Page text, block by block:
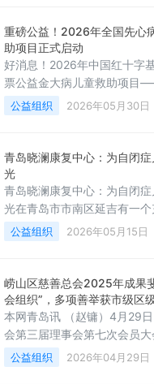
鲜腐坏的问题屡屡出现。多
打包流程，缺少实用寄件常识
半路受损。为梳理特产运输
为老年群体普及简单易操作
日，江西服装学院“数据星航”
重磅公益！2026年全国先心
助项目正式启动
好消息！2026年中国红十字
票公益金大病儿童救助项目
助全面开启！哈医大四院心外
方定点救治单位，长期承接“天
正规。截至目前，已成功为
先心病患儿完成公益手术，帮
健康、挽回生命。早治早愈
天性心脏病儿童如果错过最佳
情会持续加重，极易发展为重
公益组织 2026年05月30日
青岛晓澜康复中心：为自闭
光
青岛晓澜康复中心：为自闭
光在青岛市市南区延吉有一个
地方——青岛晓澜康复中心。
症儿童的康复港湾，更是仁爱
立，她深知自闭症儿童及其
立志为这些孩子提供一个充满
境。多年来，青岛晓澜康复
与专业的理念，采用创新的康
恢复孩子的基础功能，真正从
题。他
公益组织 2026年05月15日
崂山区慈善总会2025年成果
会组织”，多项善举获市级区
本网青岛讯 （赵镛）4月29
会第三届理事会第七次会员大
单：2025年，崂山区慈善总
强领导与社会各界大力支持下
公益组织 2026年04月29日